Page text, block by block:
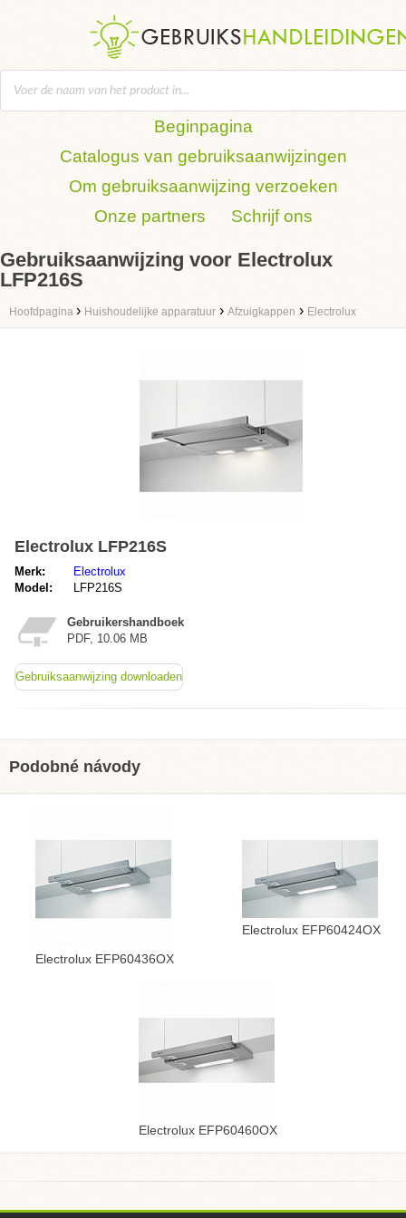
Beginpagina
Catalogus van gebruiksaanwijzingen
Om gebruiksaanwijzing verzoeken
Onze partners
Schrijf ons
Gebruiksaanwijzing voor Electrolux
LFP216S
Hoofdpagina › Huishoudelijke apparatuur › Afzuigkappen › Electrolux
Electrolux LFP216S
Merk:
Electrolux
Model:
LFP216S
Gebruikershandboek
PDF, 10.06 MB
Gebruiksaanwijzing downloaden
Podobné návody
Electrolux EFP60436OX
Electrolux EFP60424OX
Electrolux EFP60460OX